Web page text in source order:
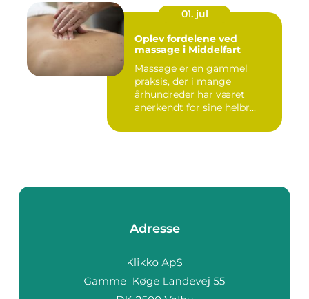
01. jul
Oplev fordelene ved
massage i Middelfart
Massage er en gammel
praksis, der i mange
århundreder har været
anerkendt for sine helbr...
Adresse